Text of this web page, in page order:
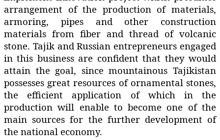
arrangement of the production of materials,
armoring, pipes and other construction
materials from fiber and thread of volcanic
stone. Tajik and Russian entrepreneurs engaged
in this business are confident that they would
attain the goal, since mountainous Tajikistan
possesses great resources of ornamental stones,
the efficient application of which in the
production will enable to become one of the
main sources for the further development of
the national economy.